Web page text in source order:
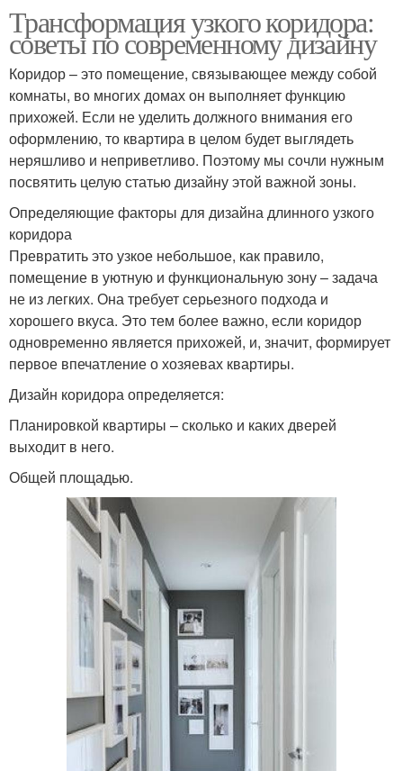
Трансформация узкого коридора:
советы по современному дизайну
Коридор – это помещение, связывающее между собой
комнаты, во многих домах он выполняет функцию
прихожей. Если не уделить должного внимания его
оформлению, то квартира в целом будет выглядеть
неряшливо и неприветливо. Поэтому мы сочли нужным
посвятить целую статью дизайну этой важной зоны.
Определяющие факторы для дизайна длинного узкого
коридора
Превратить это узкое небольшое, как правило,
помещение в уютную и функциональную зону – задача
не из легких. Она требует серьезного подхода и
хорошего вкуса. Это тем более важно, если коридор
одновременно является прихожей, и, значит, формирует
первое впечатление о хозяевах квартиры.
Дизайн коридора определяется:
Планировкой квартиры – сколько и каких дверей
выходит в него.
Общей площадью.